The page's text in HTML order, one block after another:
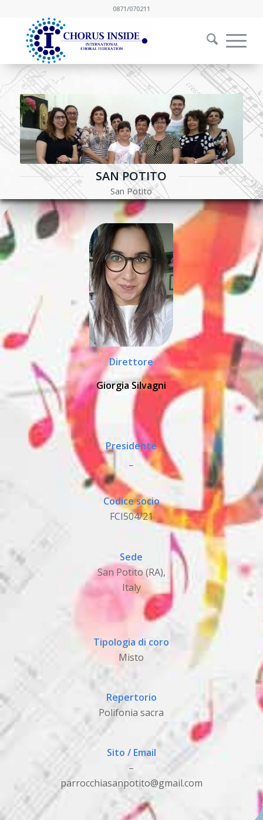
0871/070211
SAN POTITO
San Potito
Direttore
Giorgia Silvagni
Presidente
Codice socio
FCI504/21
Sede
San Potito (RA),
Italy
Tipologia di coro
Misto
Repertorio
Polifonia sacra
Sito / Email
–
parrocchiasanpotito@gmail.com